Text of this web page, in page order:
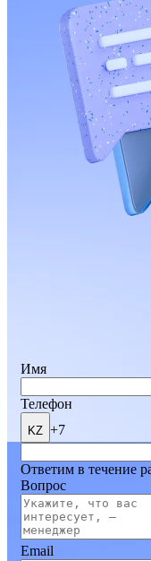
Имя
Телефон
KZ +7
Ответим в течение
Вопрос
Email